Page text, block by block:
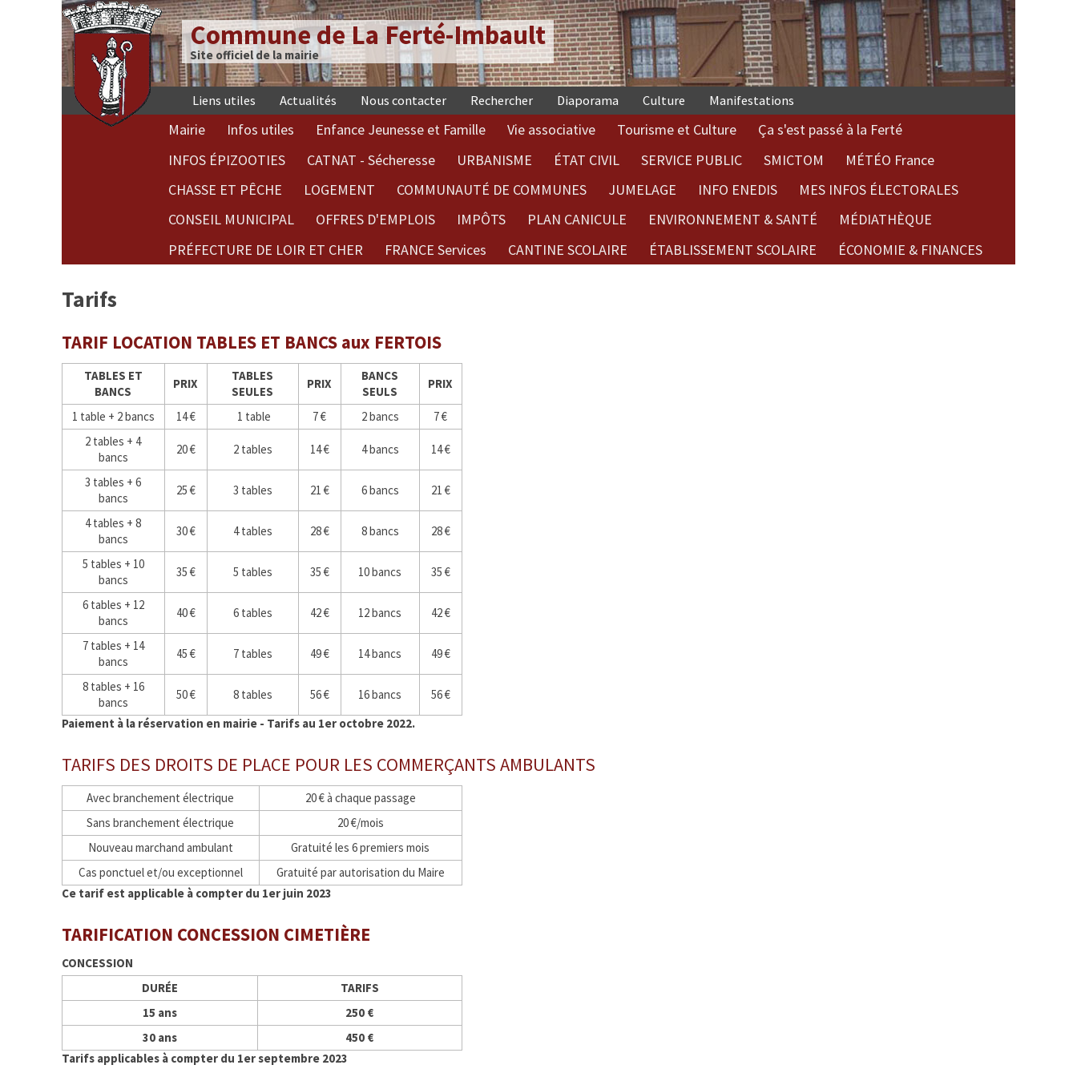
Commune de La Ferté-Imbault
Site officiel de la mairie
Liens utiles Actualités Nous contacter Rechercher Diaporama Culture Manifestations
Mairie Infos utiles Enfance Jeunesse et Famille Vie associative Tourisme et Culture
Ça s'est passé à la Ferté
INFOS ÉPIZOOTIES
CATNAT - Sécheresse URBANISME ÉTAT CIVIL SERVICE PUBLIC SMICTOM
MÉTÉO France
CHASSE ET PÊCHE
LOGEMENT COMMUNAUTÉ DE COMMUNES JUMELAGE INFO ENEDIS
MES INFOS ÉLECTORALES
CONSEIL MUNICIPAL
OFFRES D'EMPLOIS IMPÔTS PLAN CANICULE ENVIRONNEMENT & SANTÉ
MÉDIATHÈQUE
PRÉFECTURE DE LOIR ET CHER
FRANCE Services CANTINE SCOLAIRE ÉTABLISSEMENT SCOLAIRE ÉCONOMIE & FINANCES
Tarifs
TARIF LOCATION TABLES ET BANCS aux FERTOIS
TABLES ET
BANCS
PRIX
TABLES
SEULES
PRIX
BANCS
SEULS
PRIX
1 table + 2 bancs 14 € 1 table 7 € 2 bancs
7 €
2 tables + 4
bancs
20 € 2 tables 14 € 4 bancs 14 €
3 tables + 6
bancs
25 € 3 tables 21 € 6 bancs 21 €
4 tables + 8
bancs
30 € 4 tables 28 € 8 bancs 28 €
5 tables + 10
bancs
35 € 5 tables 35 € 10 bancs 35 €
6 tables + 12
bancs
40 € 6 tables 42 € 12 bancs 42 €
7 tables + 14
bancs
45 € 7 tables 49 € 14 bancs 49 €
8 tables + 16
bancs
50 € 8 tables 56 € 16 bancs
56 €
Paiement à la réservation en mairie - Tarifs au 1er octobre 2022.
TARIFS DES DROITS DE PLACE POUR LES COMMERÇANTS AMBULANTS
Avec branchement électrique
20 € à chaque passage
Sans branchement électrique
20 €/mois
Nouveau marchand ambulant
Gratuité les 6 premiers mois
Cas ponctuel et/ou exceptionnel
Gratuité par autorisation du Maire
Ce tarif est applicable à compter du 1er juin 2023
TARIFICATION CONCESSION CIMETIÈRE
CONCESSION
DURÉE
TARIFS
15 ans
250 €
30 ans
450 €
Tarifs applicables à compter du 1er septembre 2023